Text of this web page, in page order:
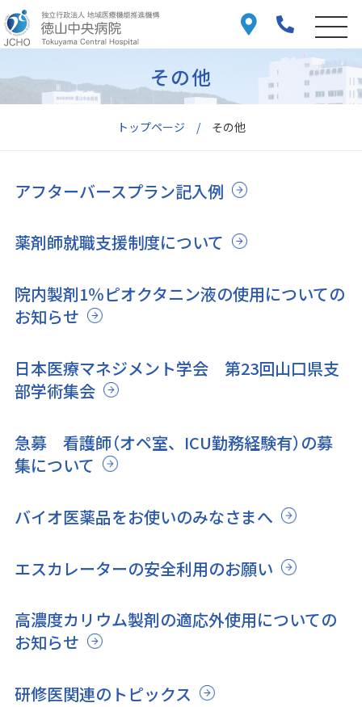
トップページ その他
その他
アフターバースプラン記入例
薬剤師就職支援制度について
院内製剤1％ピオクタニン液の使用についての
お知らせ
日本医療マネジメント学会 第23回山口県支
部学術集会
急募 看護師（オペ室、ICU勤務経験有）の募
集について
バイオ医薬品をお使いのみなさまへ
エスカレーターの安全利用のお願い
高濃度カリウム製剤の適応外使用についての
お知らせ
研修医関連のトピックス